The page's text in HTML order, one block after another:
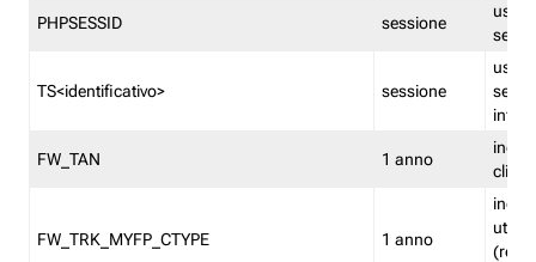
PHPSESSID sessione
TS<identificativo> sessione
FW_TAN 1 anno
FW_TRK_MYFP_CTYPE 1 anno